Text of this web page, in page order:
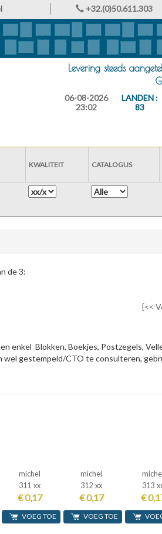
+32.(0)50.611.303
Levering steeds
06-08-2026
23:02
LANDEN :
83
KWALITEIT CATALOGUS
de 3:
[<<
enkel Blokken, Boekjes, Postzegels,
gestempeld/CTO te consulteren,
michel
311 xx
€ 0,17
VOEG TOE
michel
312 xx
€ 0,17
VOEG TOE
michel
313
€